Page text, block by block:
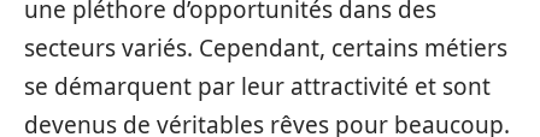
une pléthore d’opportunités dans des
secteurs variés. Cependant, certains métiers
se démarquent par leur attractivité et sont
devenus de véritables rêves pour beaucoup.